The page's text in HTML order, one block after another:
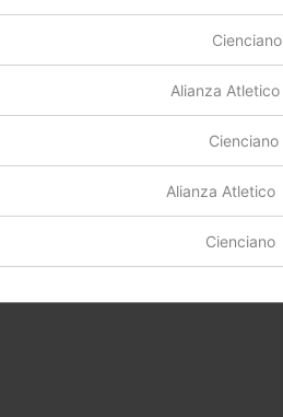
Cienciano
Alianza Atletico
Cienciano
Alianza Atletico
Cienciano